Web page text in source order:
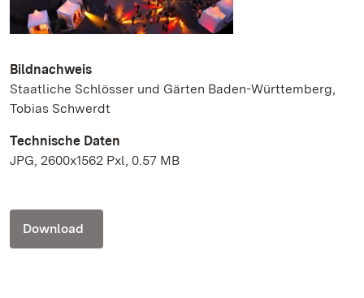
Bildnachweis
Staatliche Schlösser und Gärten Baden-Württemberg,
Tobias Schwerdt
Technische Daten
JPG, 2600x1562 Pxl, 0.57 MB
Download